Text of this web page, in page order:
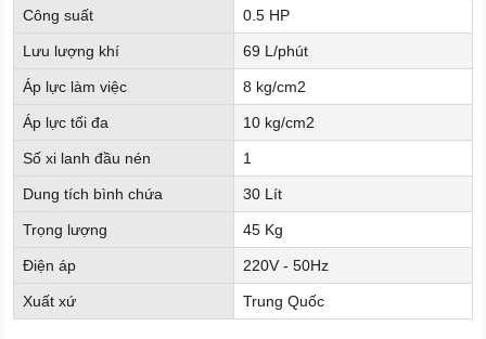
Công suất 0.5 HP
Lưu lượng khí 69 L/phút
Áp lực làm việc 8 kg/cm2
Áp lực tối đa 10 kg/cm2
Số xi lanh đầu nén 1
Dung tích bình chứa 30 Lít
Trọng lượng 45 Kg
Điện áp 220V - 50Hz
Xuất xứ Trung Quốc